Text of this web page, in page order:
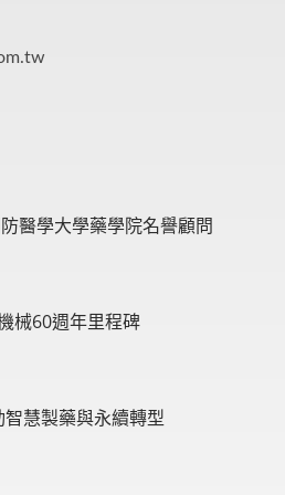
醫學大學藥學院名譽顧問
械60週年里程碑
慧製藥與永續轉型